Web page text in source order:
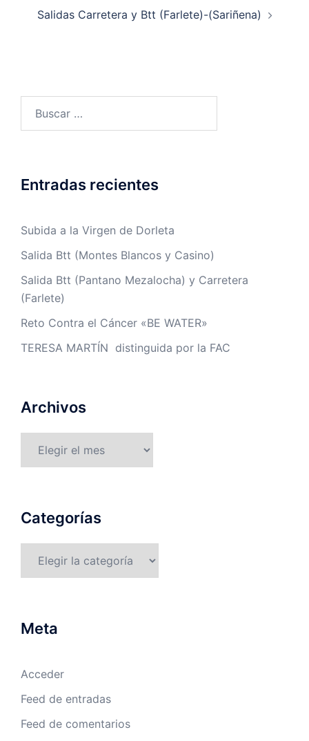
Salidas Carretera y Btt (Farlete)-(Sariñena)
Entradas recientes
Subida a la Virgen de Dorleta
Salida Btt (Montes Blancos y Casino)
Salida Btt (Pantano Mezalocha) y Carretera
(Farlete)
Reto Contra el Cáncer «BE WATER»
TERESA MARTÍN distinguida por la FAC
Archivos
Categorías
Meta
Acceder
Feed de entradas
Feed de comentarios